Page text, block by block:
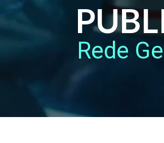
Rede